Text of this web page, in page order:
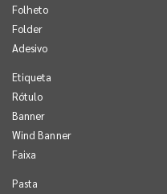
Folheto
Folder
Adesivo
Etiqueta
Rótulo
Banner
Wind Banner
Faixa
Pasta